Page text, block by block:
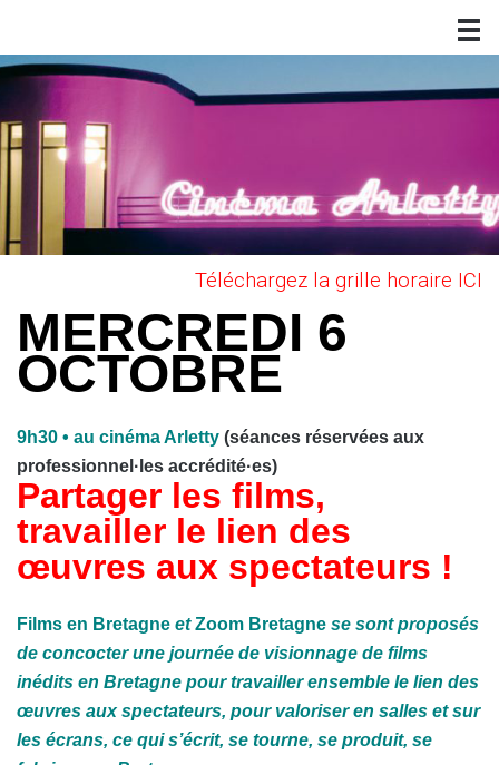
Téléchargez la grille horaire ICI
MERCREDI 6
OCTOBRE
9h30 • au cinéma Arletty (séances réservées aux
professionnel·les accrédité·es)
Partager les films,
travailler le lien des
œuvres aux spectateurs !
Films en Bretagne etZoom Bretagne se sont proposés
de concocter une journée de visionnage de films
inédits en Bretagne pour travailler ensemble le lien des
œuvres aux spectateurs, pour valoriser en salles et sur
les écrans, ce qui s’écrit, se tourne, se produit, se